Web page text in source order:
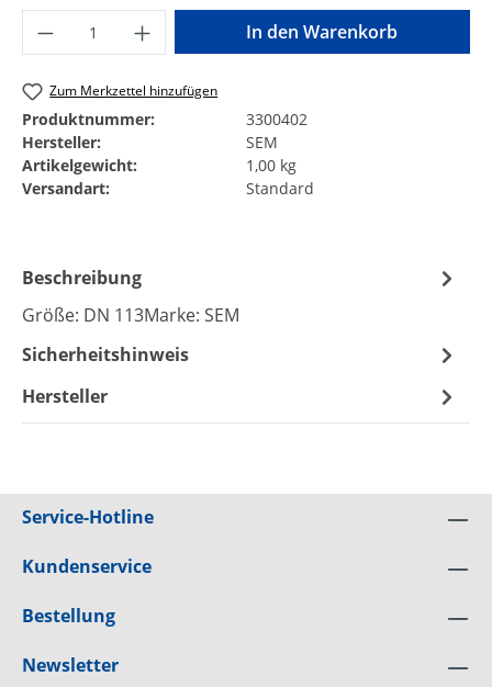
Produkt Anzahl: Gib den gewünschten
In den Warenkorb
Zum Merkzettel hinzufügen
Produktnummer:
3300402
Hersteller:
SEM
Artikelgewicht:
1,00 kg
Versandart:
Standard
Beschreibung
Größe: DN 113Marke: SEM
Sicherheitshinweis
Hersteller
Service-Hotline
Kundenservice
Bestellung
Newsletter